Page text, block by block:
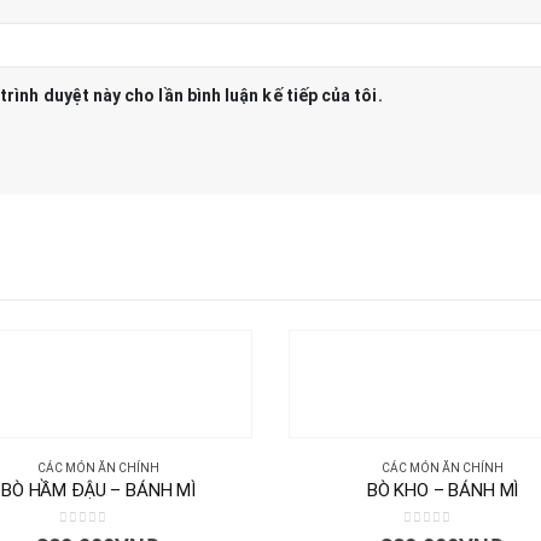
duyệt này cho lần bình luận kế tiếp của tôi.
CÁC MÓN ĂN CHÍNH
BÒ HẦM ĐẬU – BÁNH MÌ
0out of 5
CÁC MÓN ĂN CHÍNH
BÒ KHO – BÁNH MÌ
0out of 5